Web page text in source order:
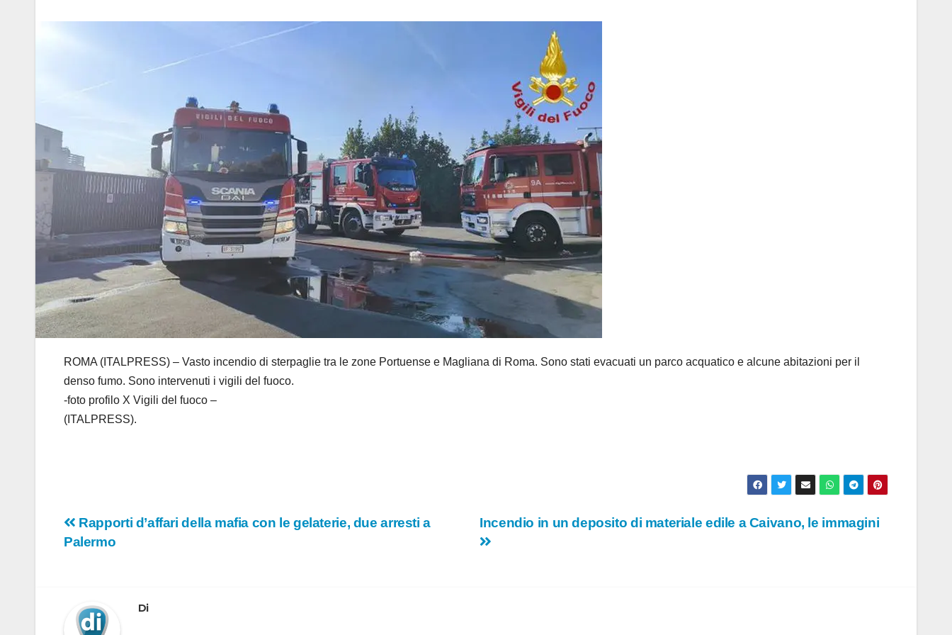
ROMA (ITALPRESS) – Vasto incendio di sterpaglie tra le zone Portuense e Magliana di Roma. Sono stati evacuati un parco acquatico e alcune abitazioni per il
denso fumo. Sono intervenuti i vigili del fuoco.
-foto profilo X Vigili del fuoco –
(ITALPRESS).
Navigazione
Incendio in un deposito di materiale edile a Caivano, le immagini
Rapporti d’affari della mafia con le gelaterie, due arresti a
Palermo
Di